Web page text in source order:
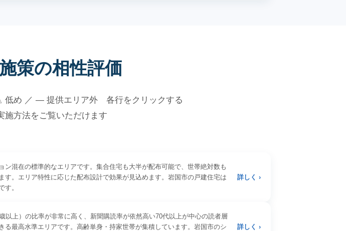
策の相性評価
め ／ — 提供エリア外 各行をクリックする
施方法をご覧いただけます
ン混在の標準的なエリアです。集合住宅も大半が配布可能で、世帯絶対数も
す。エリア特性に応じた配布設計で効果が見込めます。岩国市の戸建住宅は
す。
詳しく ›
以上）の比率が非常に高く、新聞購読率が依然高い70代以上が中心の読者層
る最高水準エリアです。高齢単身・持家世帯が集積しています。岩国市のシ
詳しく ›